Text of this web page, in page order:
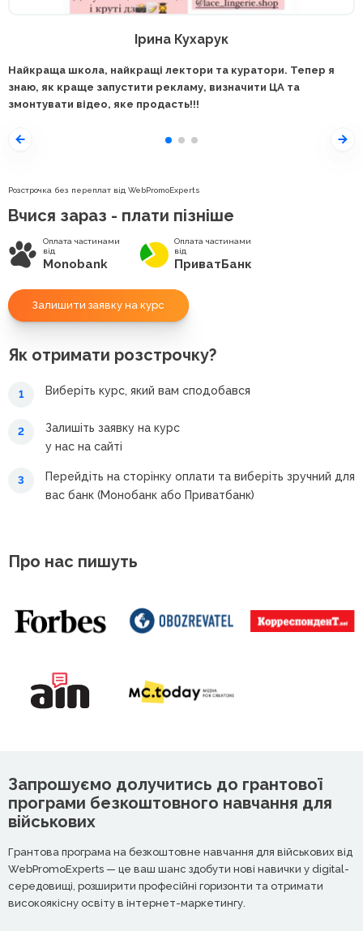
Ірина Кухарук
Найкраща школа, найкращі лектори та куратори. Тепер я
знаю, як краще запустити рекламу, визначити ЦА та
змонтувати відео, яке продасть!!!
Розстрочка без переплат від WebPromoExperts
Вчися зараз - плати пізніше
Оплата частинами
від
Monobank
Оплата частинами
від
ПриватБанк
Залишити заявку на курс
Як отримати розстрочку?
1 Виберіть курс, який вам сподобався
2
Залишіть заявку на курс
у нас на сайті
3
Перейдіть на сторінку оплати та виберіть зручний для
вас банк (Монобанк або Приватбанк)
Про нас пишуть
Запрошуємо долучитись до грантової
програми безкоштовного навчання для
військових
Грантова програма на безкоштовне навчання для військових від
WebPromoExperts — це ваш шанс здобути нові навички у digital-
середовищі, розширити професійні горизонти та отримати
високоякісну освіту в інтернет-маркетингу.